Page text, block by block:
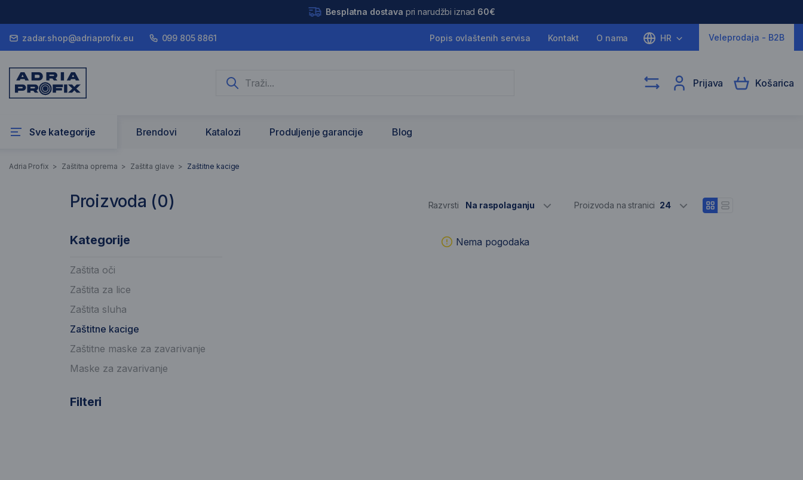
Besplatna dostava pri narudžbi iznad 60€
zadar.shop@adriaprofix.eu 099 805 8861 Popis ovlaštenih servisa Kontakt O nama HR Veleprodaja - B2B
Prijava Košarica
Sve kategorije Brendovi Katalozi Produljenje garancije Blog
Zaštitne kacige
Adria Profix > Zaštitna oprema > Zaštita glave > Zaštitne kacige
Proizvoda (0)
0 Rezultati pretraživanja
Razvrsti Na raspolaganju Proizvoda na stranici 24 Odaberite
Otvori prikaz blokova
Otvori linijski prikaz
Kategorije
Zaštita oči
Zaštita za lice
Zaštita sluha
Zaštitne kacige
Zaštitne maske za zavarivanje
Maske za zavarivanje
Filteri
Nema pogodaka